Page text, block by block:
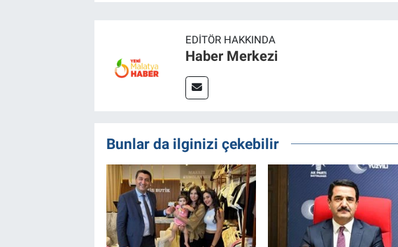
EDITÖR HAKKINDA
Haber Merkezi
Bunlar da ilginizi çekebilir